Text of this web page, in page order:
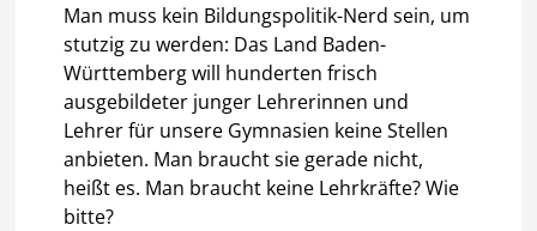
Man muss kein Bildungspolitik-Nerd sein, um
stutzig zu werden: Das Land Baden-
Württemberg will hunderten frisch
ausgebildeter junger Lehrerinnen und
Lehrer für unsere Gymnasien keine Stellen
anbieten. Man braucht sie gerade nicht,
heißt es. Man braucht keine Lehrkräfte? Wie
bitte?